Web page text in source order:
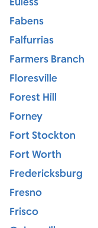
Fabens
Falfurrias
Farmers Branch
Floresville
Forest Hill
Forney
Fort Stockton
Fort Worth
Fredericksburg
Fresno
Frisco